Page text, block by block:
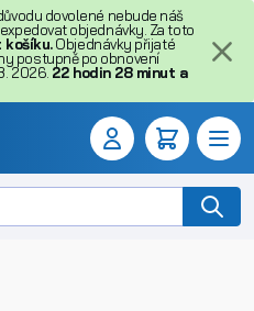
dovolené nebude náš
objednávky. Za toto
košíku.Objednávky přijaté
postupně po obnovení
2026. 22 hodin 28 minut a